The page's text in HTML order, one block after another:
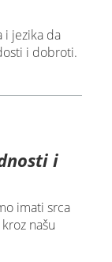
i jezika da
i dobroti.
i
imati srca
našu